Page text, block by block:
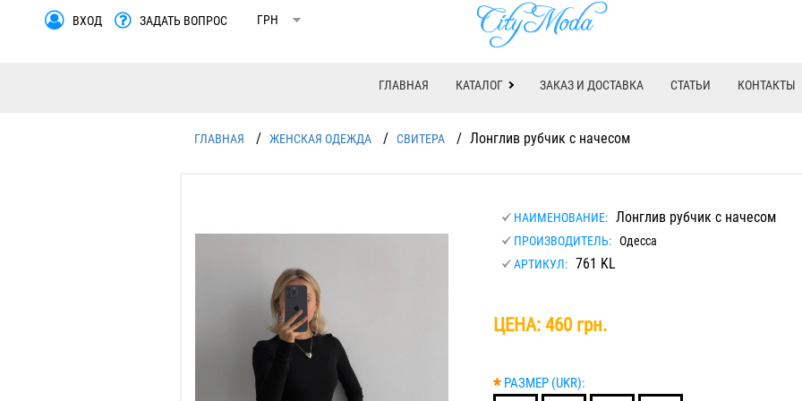
ВХОД ЗАДАТЬ ВОПРОС
ГЛАВНАЯ КАТАЛОГ ЗАКАЗ И ДОСТАВКА СТАТЬИ КОНТАКТЫ
ГЛАВНАЯ / ЖЕНСКАЯ ОДЕЖДА / СВИТЕРА / Лонглив рубчик с начесом
НАИМЕНОВАНИЕ: Лонглив рубчик с начесом
ПРОИЗВОДИТЕЛЬ: Одесса
АРТИКУЛ: 761 KL
ЦЕНА: 460 грн.
* РАЗМЕР (UKR):